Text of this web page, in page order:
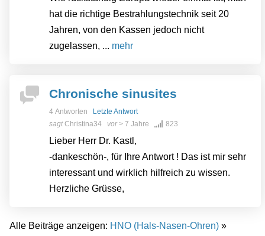
hat die richtige Bestrahlungstechnik seit 20
Jahren, von den Kassen jedoch nicht
zugelassen, ... mehr
Chronische sinusites
4 Antworten
Letzte Antwort
sagtChristina34 vor> 7 Jahre 823
Lieber Herr Dr. Kastl,
-dankeschön-, für Ihre Antwort ! Das ist mir sehr
interessant und wirklich hilfreich zu wissen.
Herzliche Grüsse,
Alle Beiträge anzeigen: HNO (Hals-Nasen-Ohren) »